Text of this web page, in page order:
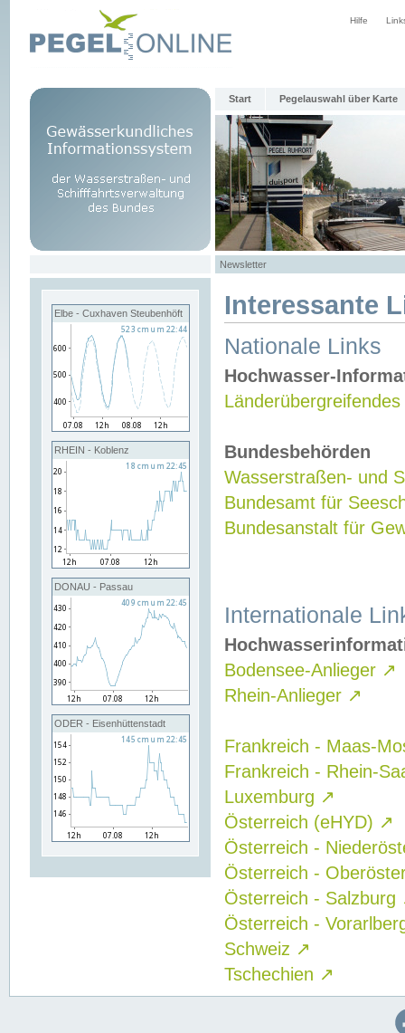
Hilfe
Start Pegelauswahl über Karte
Newsletter
Elbe - Cuxhaven Steubenhöft
RHEIN - Koblenz
DONAU - Passau
ODER - Eisenhüttenstadt
Interessante
Nationale Links
Hochwasser-
Bundesbehörden
Wasserstraßen- und
Bundesamt für
Bundesanstalt für
Internationale
Bodensee-Anlieger ↗
Rhein-Anlieger ↗
Frankreich - Maas-
Frankreich - Rhein-
Luxemburg ↗
Österreich (eHYD) ↗
Österreich -
Österreich -
Österreich - Salzburg
Österreich -
Schweiz ↗
Tschechien ↗